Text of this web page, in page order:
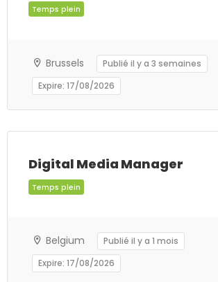
Temps plein
Brussels
Publié il y a 3 semaines
Expire: 17/08/2026
Digital Media Manager
Belgium
Publié il y a 1 mois
Expire: 17/08/2026